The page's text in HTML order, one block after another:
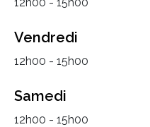
Vendredi
12h00 - 15h00
Samedi
12h00 - 15h00